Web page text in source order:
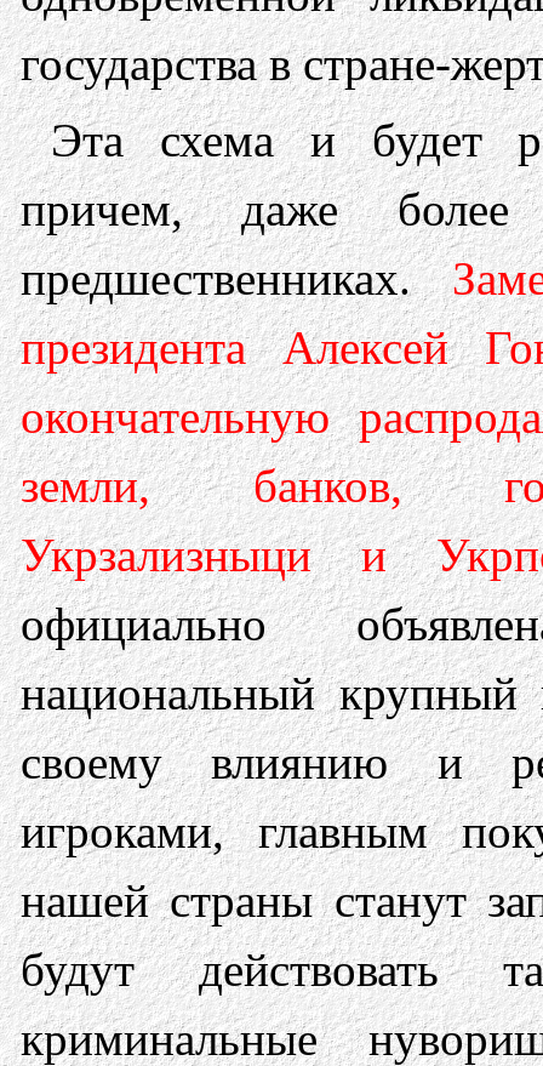
государства в стране-
Эта схема и будет
причем, даже
предшественниках.
президента Алексей
окончательную
земли, банков,
Укрзализныци и
официально
национальный крупный
своему влиянию и
игроками, главным
нашей страны станут
будут действовать
криминальные